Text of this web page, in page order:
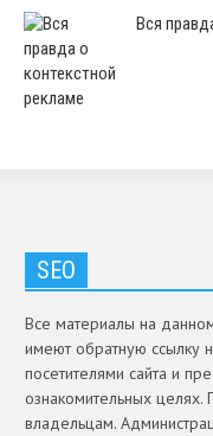
Вся
SEO
Все материалы на
имеют обратную ссылку
посетителями сайта и
ознакомительных
владельцам.